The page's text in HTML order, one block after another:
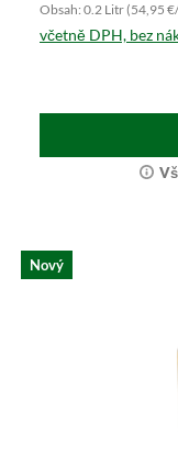
Obsah: 0.2 Litr (54,95
včetně DPH, bez
Nový